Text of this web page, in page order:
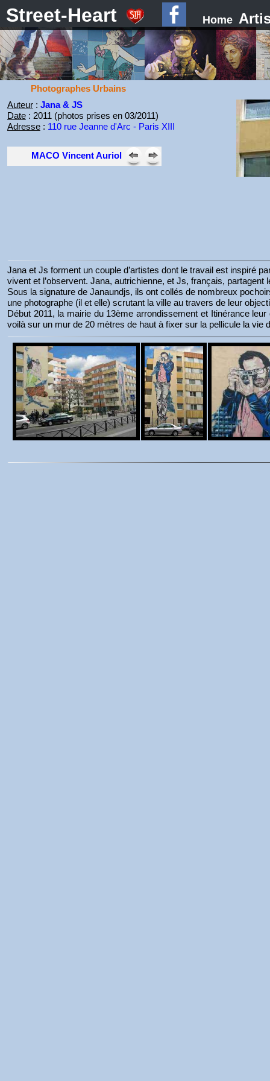
Street-Heart Home
Photographes Urbains
Auteur: Jana & JS
Date: 2011 (photos prises en 03/2011)
Adresse: 110 rue Jeanne d'Arc - Paris XIII
MACO Vincent Auriol
Jana et Js forment un couple d’artistes dont le travail est inspiré
vivent et l’observent. Jana, autrichienne, et Js, français,
Sous la signature de Janaundjs, ils ont collés de nombreux
une photographe (il et elle) scrutant la ville au travers de leur
Début 2011, la mairie du 13ème arrondissement et Itinérance
voilà sur un mur de 20 mètres de haut à fixer sur la pellicule la vie